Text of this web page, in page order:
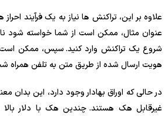
علاوه بر این، تراکنش ها نیاز به یک فرآیند
عنوان مثال، ممکن است از شما خواسته شود نام
شروع یک تراکنش وارد کنید. سپس، ممکن
هویت ارسال شده از طریق متن به تلفن همراه
در حالی که اوراق بهادار وجود دارد، این بدان
غیرقابل هک هستند. چندین هک با دلار بالا